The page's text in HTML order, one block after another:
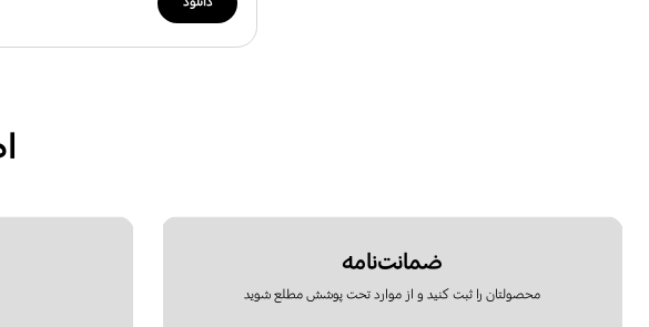
ضمانت‌نامه
محصولتان را ثبت کنید و از موارد تحت پوشش مطلع شوید